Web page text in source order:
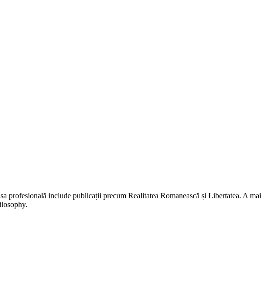
profesională include publicații precum Realitatea Romanească și Libertatea. A mai